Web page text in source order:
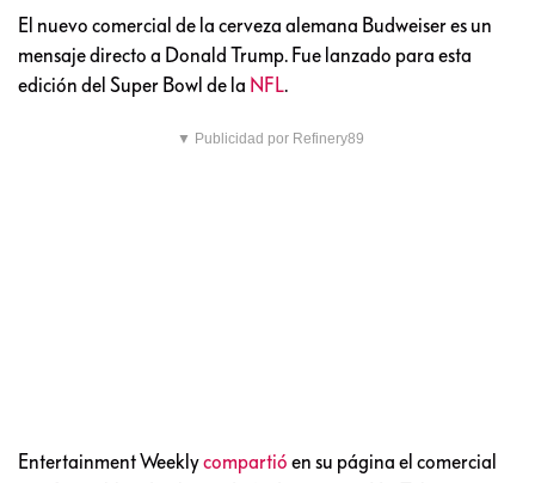
El nuevo comercial de la cerveza alemana Budweiser es un
mensaje directo a Donald Trump. Fue lanzado para esta
edición del Super Bowl de la NFL.
▼ Publicidad por Refinery89
Entertainment Weeklycompartió en su página el comercial